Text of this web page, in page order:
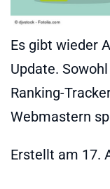
Es gibt wieder
Update.
Ranking-
Webmastern
Erstellt am 17.